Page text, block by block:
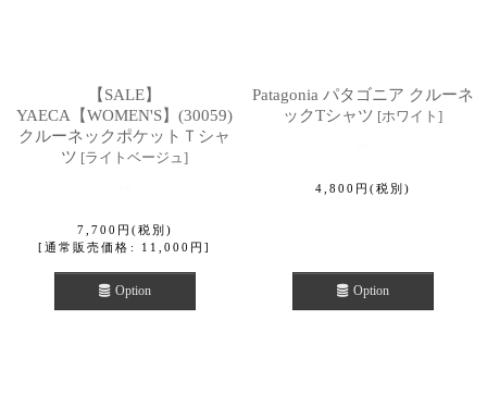
【SALE】
YAECA【WOMEN'S】(30059)
クルーネックポケットＴシャ
ツ [ライトベージュ ]
7,700 円 (税別)
[通常販売価格 : 11,000 円 ]
Option
Patagonia パタゴニア クルーネ
ックTシャツ [ホワイト ]
4,800 円 (税別)
Option